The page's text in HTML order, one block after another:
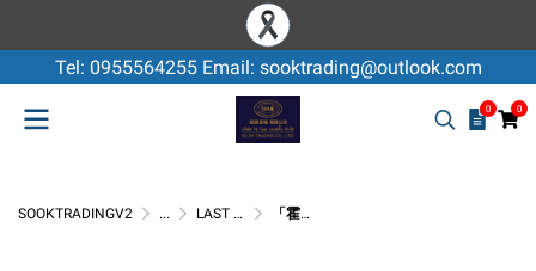
Tel: 0955564255 Email: sooktrading@outlook.com
0 0
SOOKTRADINGV2 ... LAST MILES RAW MATERIAL SUPPLY 「霍尔木兹海峡沸腾！全球物流震荡，运费飙升 —— 来自中东的SUPPLY SHOCK，高成本与剧烈波动之年」 SO OK TRADING 撰文 | 2026年3月13日